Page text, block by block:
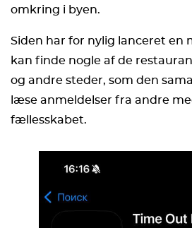
omkring i byen.
Siden har for nylig lanceret en
kan finde nogle af de
og andre steder, som den
læse anmeldelser fra andre
fællesskabet.